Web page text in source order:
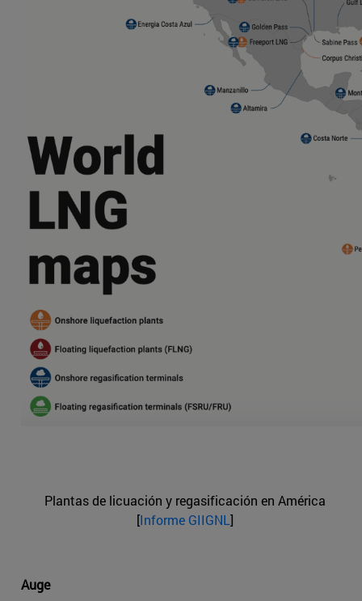
Plantas de licuación y regasificación en América
[Informe GIIGNL]
Auge